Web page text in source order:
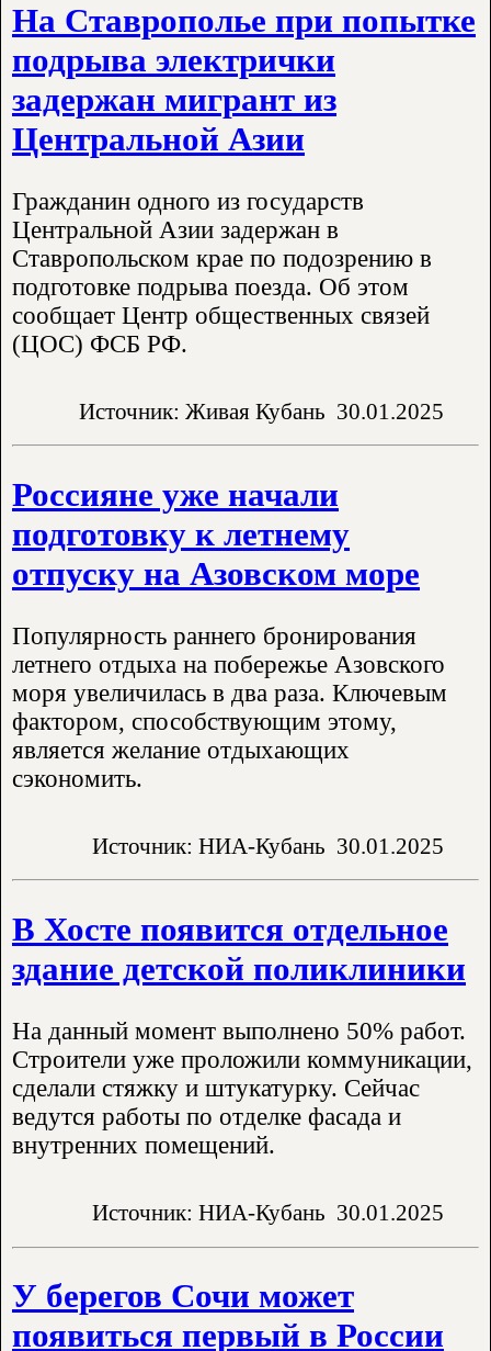
На Ставрополье при попытке
подрыва электрички
задержан мигрант из
Центральной Азии
Гражданин одного из государств
Центральной Азии задержан в
Ставропольском крае по подозрению в
подготовке подрыва поезда. Об этом
сообщает Центр общественных связей
(ЦОС) ФСБ РФ.
Источник: Живая Кубань 30.01.2025
Россияне уже начали
подготовку к летнему
отпуску на Азовском море
Популярность раннего бронирования
летнего отдыха на побережье Азовского
моря увеличилась в два раза. Ключевым
фактором, способствующим этому,
является желание отдыхающих
сэкономить.
Источник: НИА-Кубань 30.01.2025
В Хосте появится отдельное
здание детской поликлиники
На данный момент выполнено 50% работ.
Строители уже проложили коммуникации,
сделали стяжку и штукатурку. Сейчас
ведутся работы по отделке фасада и
внутренних помещений.
Источник: НИА-Кубань 30.01.2025
У берегов Сочи может
появиться первый в России